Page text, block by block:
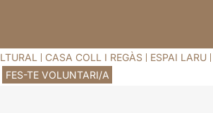
CASA COLL I REGÀS
ESPAI LARU
FES-TE VOLUNTARI/A